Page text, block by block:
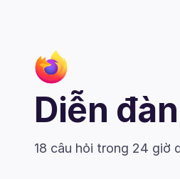
Diễn
18 câu hỏi trong 24 giờ